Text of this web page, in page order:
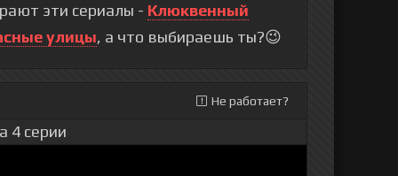
эти сериалы - Клюквенный
улицы, а что выбираешь ты?😉
Не работает?
4 серии